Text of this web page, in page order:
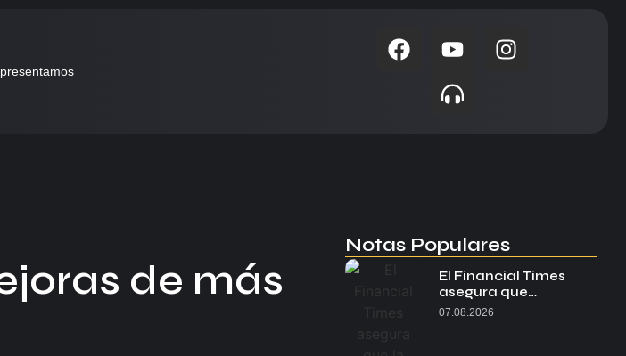
de más
Notas Populares
El Financial Times
asegura que…
07.08.2026